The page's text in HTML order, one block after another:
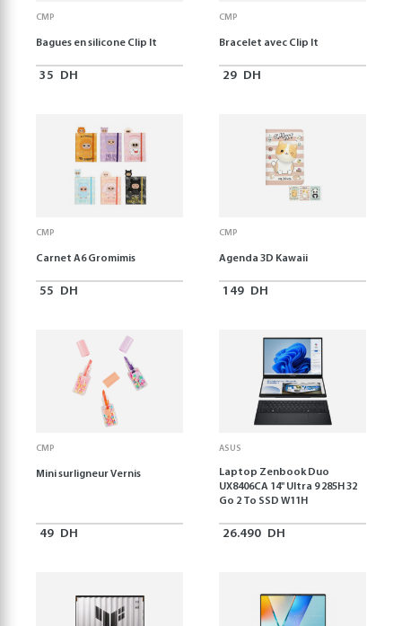
CMP
Bagues en silicone Clip It
35 DH
CMP
Bracelet avec Clip It
29 DH
CMP
Carnet A6 Gromimis
55 DH
CMP
Agenda 3D Kawaii
149 DH
CMP
Mini surligneur Vernis
49 DH
ASUS
Laptop Zenbook Duo
UX8406CA 14'' Ultra 9 285H 32
Go 2 To SSD W11H
26.490 DH